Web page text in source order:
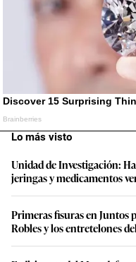
Lo más visto
Unidad de Investigación:
jeringas y medicamentos
Primeras fisuras en Juntos
Robles y los entretelones